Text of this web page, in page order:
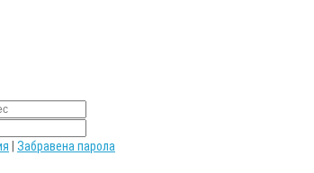
Забравена парола